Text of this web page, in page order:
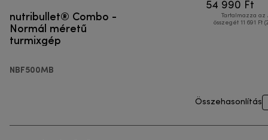
nutribullet® Combo -
Normál méretű
turmixgép
NBF500MB
54 990 Ft
Tartalmazza az
összegét 11 691 Ft
Összehasonlítás